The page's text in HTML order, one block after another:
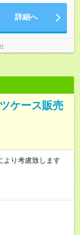
詳細へ
ケース販売
り考慮致します